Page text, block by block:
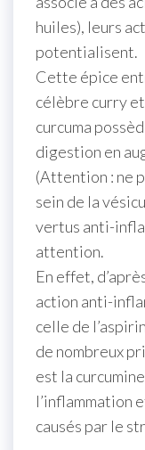
huiles), leurs
potentialisent.
Cette épice
célèbre curry
curcuma
digestion en
(Attention : ne
sein de la
vertus anti-
attention.
En effet,
action anti-
celle de
de nombreux
est la
l’inflammation
causés par le